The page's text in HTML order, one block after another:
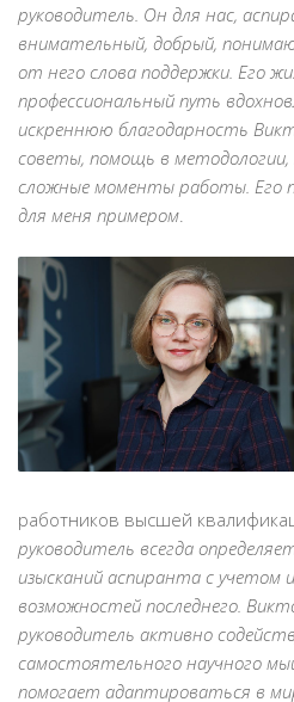
руководитель. Он для нас,
внимательный, добрый,
от него слова поддержки. Его
профессиональный путь
искреннюю благодарность
советы, помощь в методологии,
сложные моменты работы. Его
для меня примером.
работников высшей
руководитель всегда
изысканий аспиранта с учетом
возможностей последнего.
руководитель активно
самостоятельного научного
помогает адаптироваться в